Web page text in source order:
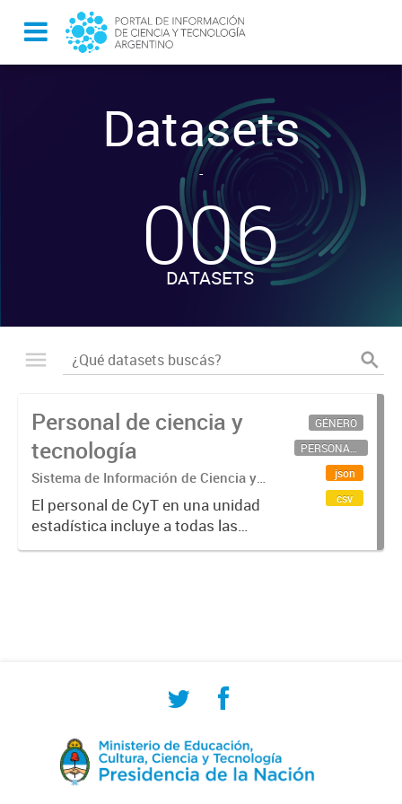
Datasets
-
006
DATASETS
Personal de ciencia y
tecnología
Sistema de Información de Ciencia y
Tecnología Argentino (SICYTAR)
El personal de CyT en una unidad
estadística incluye a todas las
personas involucradas
GÉNERO
PERSONAL CIENTÍFICO-TECNOLÓGICO
json
csv